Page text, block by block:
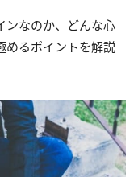
ンなのか、どんな心
めるポイントを解説